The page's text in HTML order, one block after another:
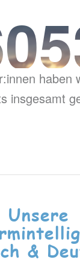
haben
insgesamt
Unsere
&